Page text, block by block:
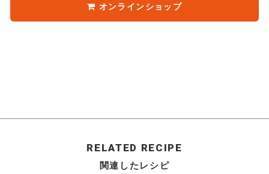
オンラインショップ
RELATED RECIPE
関連したレシピ